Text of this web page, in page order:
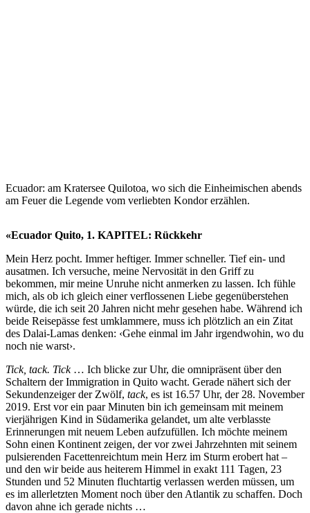
Ecuador: am Kratersee Quilotoa, wo sich die Einheimischen abends
am Feuer die Legende vom verliebten Kondor erzählen.
«Ecuador Quito, 1. KAPITEL: Rückkehr
Mein Herz pocht. Immer heftiger. Immer schneller. Tief ein- und
ausatmen. Ich versuche, meine Nervosität in den Griff zu
bekommen, mir meine Unruhe nicht anmerken zu lassen. Ich fühle
mich, als ob ich gleich einer verflossenen Liebe gegenüberstehen
würde, die ich seit 20 Jahren nicht mehr gesehen habe. Während ich
beide Reisepässe fest umklammere, muss ich plötzlich an ein Zitat
des Dalai-Lamas denken: ‹Gehe einmal im Jahr irgendwohin, wo du
noch nie warst›.
Tick, tack. Tick… Ich blicke zur Uhr, die omnipräsent über den
Schaltern der Immigration in Quito wacht. Gerade nähert sich der
Sekundenzeiger der Zwölf, tack, es ist 16.57 Uhr, der 28. November
2019. Erst vor ein paar Minuten bin ich gemeinsam mit meinem
vierjährigen Kind in Südamerika gelandet, um alte verblasste
Erinnerungen mit neuem Leben aufzufüllen. Ich möchte meinem
Sohn einen Kontinent zeigen, der vor zwei Jahrzehnten mit seinem
pulsierenden Facettenreichtum mein Herz im Sturm erobert hat –
und den wir beide aus heiterem Himmel in exakt 111 Tagen, 23
Stunden und 52 Minuten fluchtartig verlassen werden müssen, um
es im allerletzten Moment noch über den Atlantik zu schaffen. Doch
davon ahne ich gerade nichts …